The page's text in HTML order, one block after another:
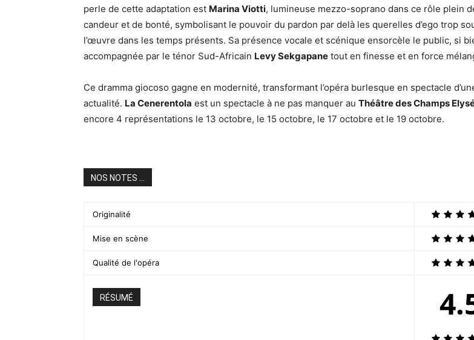
perle de cette adaptation est Marina Viotti, lumineuse mezzo-soprano dans ce rôle plein
candeur et de bonté, symbolisant le pouvoir du pardon par delà les querelles d’ego trop
l’œuvre dans les temps présents. Sa présence vocale et scénique ensorcèle le public, si
accompagnée par le ténor Sud-Africain Levy Sekgapane tout en finesse et en force
Ce dramma giocoso gagne en modernité, transformant l’opéra burlesque en spectacle
actualité. La Cenerentola est un spectacle à ne pas manquer au Théâtre des Champs
encore 4 représentations le 13 octobre, le 15 octobre, le 17 octobre et le 19 octobre.
NOS NOTES ...
Originalité
Mise en scène
Qualité de l'opéra
RÉSUMÉ